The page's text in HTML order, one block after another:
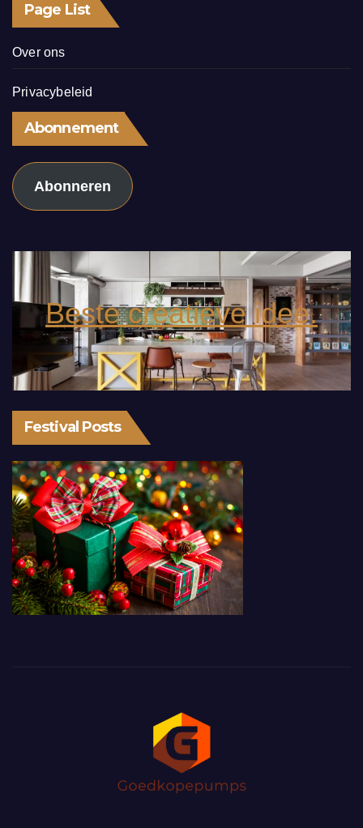
Page List
Over ons
Privacybeleid
Abonnement
Abonneren
Beste creatieve idee.
Festival Posts